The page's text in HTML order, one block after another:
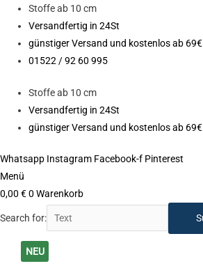
Zum
Inhalt
springen
Stoffe ab 10 cm
Versandfertig in 24St
günstiger Versand und kostenlos ab 69€
01522 / 92 60 995
Stoffe ab 10 cm
Versandfertig in 24St
günstiger Versand und kostenlos ab 69€
Whatsapp Instagram Facebook-f Pinterest
Menü
0,00 €0 Warenkorb
Search for:
Gummiband
30mm
NEU